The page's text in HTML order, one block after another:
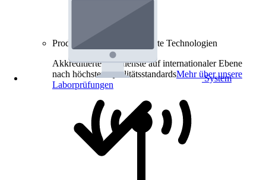
System
Produkt-Prüfungen für smarte Technologien
Akkreditierte Prüfdienste auf internationaler Ebene
nach höchsten QualitätsstandardsMehr über unsere
Laborprüfungen